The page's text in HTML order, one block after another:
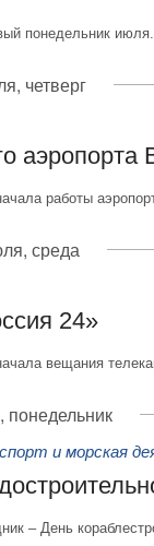
понедельник июля.
четверг
аэропорта
работы
среда
24»
вещания
понедельник
и морская
– День